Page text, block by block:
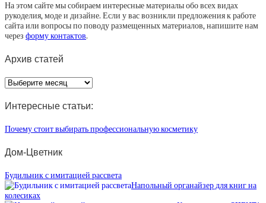
На этом сайте мы собираем интересные материалы обо всех видах
рукоделия, моде и дизайне. Если у вас возникли предложения к работе
сайта или вопросы по поводу размещенных материалов, напишите нам
через форму контактов.
Архив статей
Архив
статей
Интересные статьи:
Почему стоит выбирать профессиональную косметику
Дом-Цветник
Будильник с имитацией рассвета
Напольный органайзер для книг на
колесиках